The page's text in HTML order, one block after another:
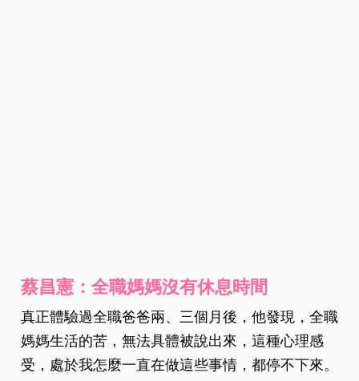
蔡昌憲：全職媽媽沒有休息時間
真正體驗過全職爸爸兩、三個月後，他發現，全職
媽媽生活的苦，無法具體被說出來，這種心理感
受，處於我怎麼一直在做這些事情，都停不下來。